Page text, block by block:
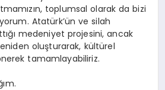
toplumsal olarak da bizi
Atatürk’ün ve silah
medeniyet projesini, ancak
oluşturarak, kültürel
tamamlayabiliriz.